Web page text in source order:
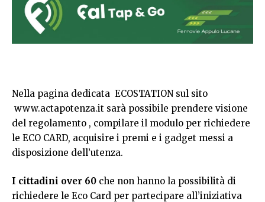
Nella pagina dedicata ECOSTATION sul sito
www.actapotenza.it sarà possibile prendere visione
del regolamento , compilare il modulo per richiedere
le ECO CARD, acquisire i premi e i gadget messi a
disposizione dell’utenza.
I cittadini over 60 che non hanno la possibilità di
richiedere le Eco Card per partecipare all’iniziativa